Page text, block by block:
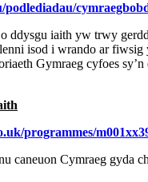
ddysgu iaith yw trwy
isod i wrando ar fiwsig
Gymraeg cyfoes
programmes/
caneuon Cymraeg gyda